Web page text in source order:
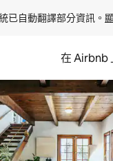
已自動翻譯部分資訊。
在 Airbnb